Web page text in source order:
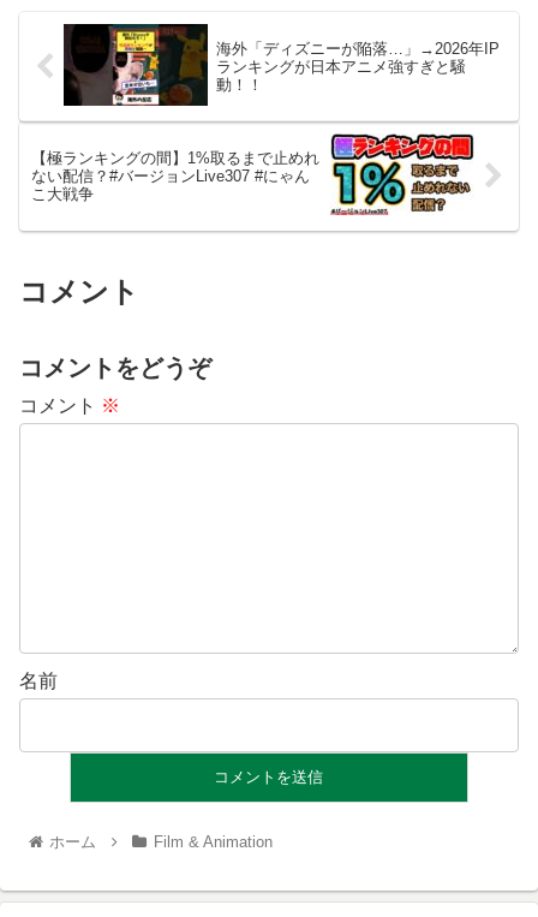
海外「ディズニーが陥落…」→2026年IP
ランキングが日本アニメ強すぎと騒
動！！
【極ランキングの間】1%取るまで止めれ
ない配信？#バージョンLive307 #にゃん
こ大戦争
コメント
コメントをどうぞ
コメント ※
名前
ホーム Film & Animation